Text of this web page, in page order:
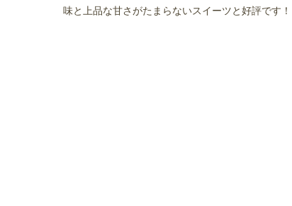
味と上品な甘さがたまらないスイーツと好評です！